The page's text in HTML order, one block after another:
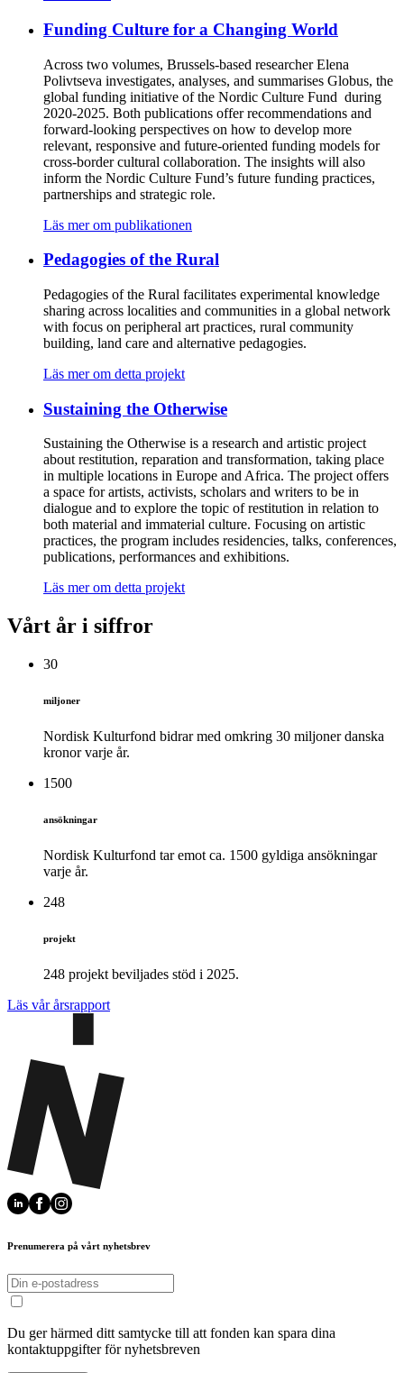
Funding Culture for a Changing World
Across two volumes, Brussels-based researcher Elena
Polivtseva investigates, analyses, and summarises Globus, the
global funding initiative of the Nordic Culture Fund during
2020-2025. Both publications offer recommendations and
forward-looking perspectives on how to develop more
relevant, responsive and future-oriented funding models for
cross-border cultural collaboration. The insights will also
inform the Nordic Culture Fund’s future funding practices,
partnerships and strategic role.
Läs mer om publikationen
Pedagogies of the Rural
Pedagogies of the Rural facilitates experimental knowledge
sharing across localities and communities in a global network
with focus on peripheral art practices, rural community
building, land care and alternative pedagogies.
Läs mer om detta projekt
Sustaining the Otherwise
Sustaining the Otherwise is a research and artistic project
about restitution, reparation and transformation, taking place
in multiple locations in Europe and Africa. The project offers
a space for artists, activists, scholars and writers to be in
dialogue and to explore the topic of restitution in relation to
both material and immaterial culture. Focusing on artistic
practices, the program includes residencies, talks, conferences,
publications, performances and exhibitions.
Läs mer om detta projekt
Vårt år i siffror
30
miljoner
Nordisk Kulturfond bidrar med omkring 30 miljoner danska
kronor varje år.
1500
ansökningar
Nordisk Kulturfond tar emot ca. 1500 gyldiga ansökningar
varje år.
248
projekt
248 projekt beviljades stöd i 2025.
Läs vår årsrapport
Prenumerera på vårt nyhetsbrev
Du ger härmed ditt samtycke till att fonden kan spara dina
kontaktuppgifter för nyhetsbreven